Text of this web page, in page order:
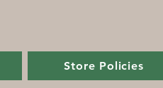
Store Policies